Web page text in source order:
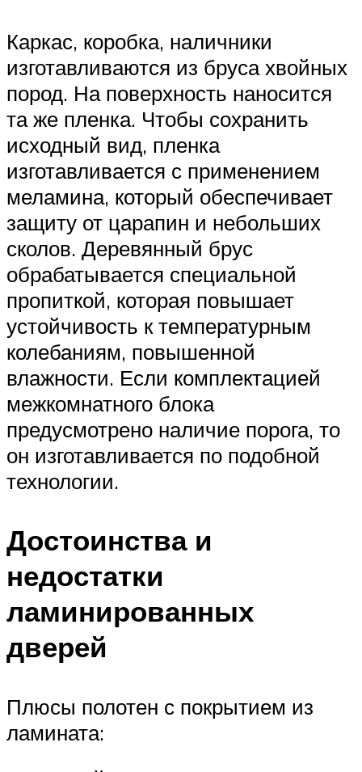
Каркас, коробка, наличники
изготавливаются из бруса хвойных
пород. На поверхность наносится
та же пленка. Чтобы сохранить
исходный вид, пленка
изготавливается с применением
меламина, который обеспечивает
защиту от царапин и небольших
сколов. Деревянный брус
обрабатывается специальной
пропиткой, которая повышает
устойчивость к температурным
колебаниям, повышенной
влажности. Если комплектацией
межкомнатного блока
предусмотрено наличие порога, то
он изготавливается по подобной
технологии.
Достоинства и
недостатки
ламинированных
дверей
Плюсы полотен с покрытием из
ламината: